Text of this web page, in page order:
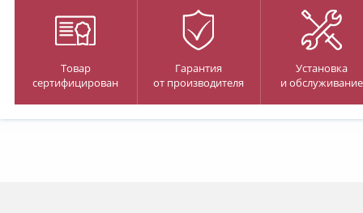
Товар
сертифицирован
Гарантия
от производителя
Установка
и обслуживание